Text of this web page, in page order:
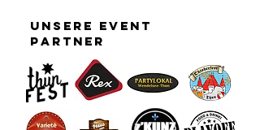
täglich frisch
zubereitet bei
Eiskaffi Thun
Gelateria
unsere event
partner